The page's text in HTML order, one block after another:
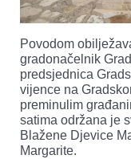
Povodom
gradonačelnik
predsjednica
vijence na
preminulim
satima održana je
Blažene Djevice
Margarite.